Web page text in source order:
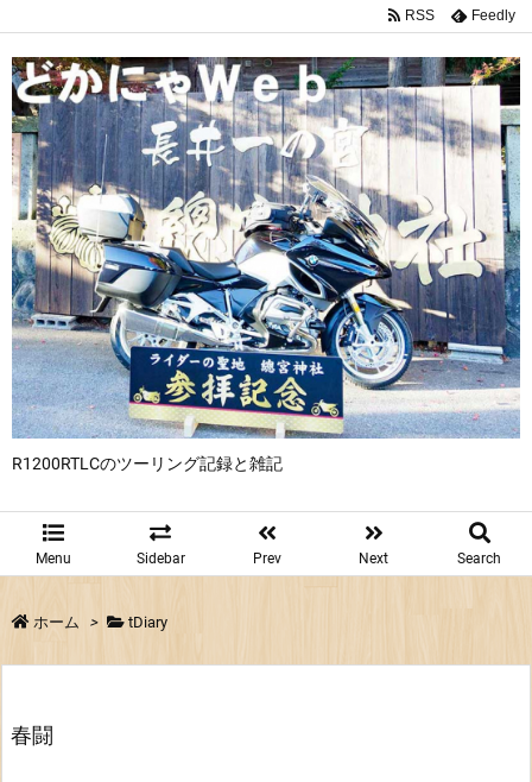
R1200RTLCのツーリング記録と雑記
Menu Sidebar Prev Next Search
RSS Feedly
ホーム > tDiary
春闘